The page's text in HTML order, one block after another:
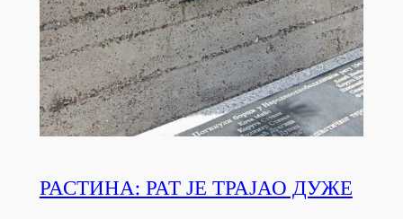
РАСТИНА: РАТ ЈЕ ТРАЈАО ДУЖЕ